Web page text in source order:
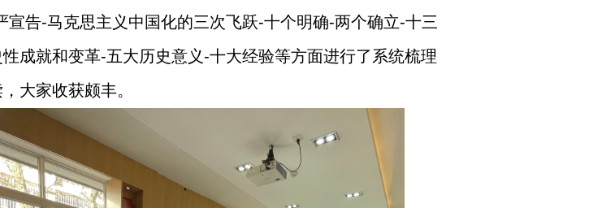
宣告-马克思主义中国化的三次飞跃-十个明确-两个确立-十三
成就和变革-五大历史意义-十大经验等方面进行了系统梳理
大家收获颇丰。